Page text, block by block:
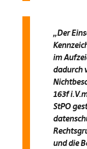
„Der
im
dadurch
163f
StPO
und die